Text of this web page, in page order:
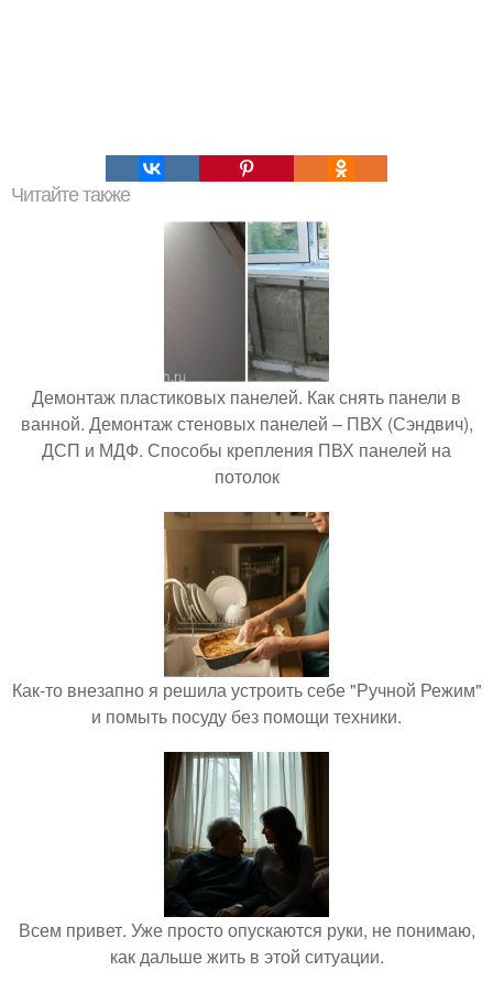
Читайте также
Демонтаж пластиковых панелей. Как снять панели в
ванной. Демонтаж стеновых панелей – ПВХ (Сэндвич),
ДСП и МДФ. Способы крепления ПВХ панелей на
потолок
Как-то внезапно я решила устроить себе "Ручной Режим"
и помыть посуду без помощи техники.
Всем привет. Уже просто опускаются руки, не понимаю,
как дальше жить в этой ситуации.